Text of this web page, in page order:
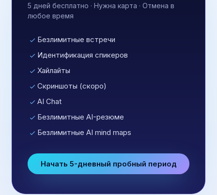
5 дней бесплатно · Нужна карта · Отмена в
любое время
Безлимитные встречи
Идентификация спикеров
Хайлайты
Скриншоты (скоро)
AI Chat
Безлимитные AI-резюме
Безлимитные AI mind maps
Начать 5-дневный пробный период